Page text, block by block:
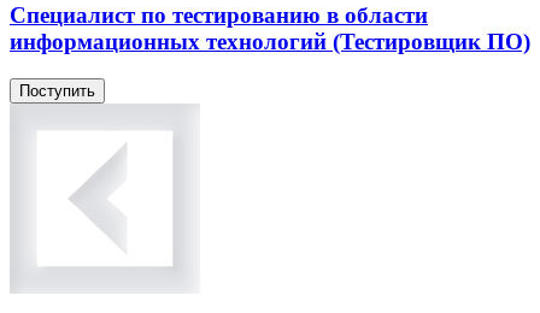
Специалист по тестированию в области
информационных технологий (Тестировщик ПО)
Поступить